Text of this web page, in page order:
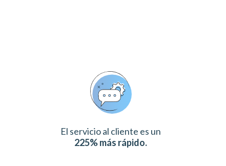
El servicio al cliente es un
225% más rápido.